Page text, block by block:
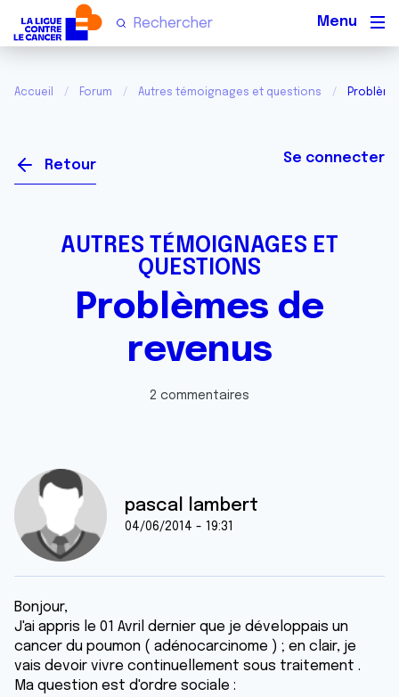
Accueil Forum Autres témoignages et questions
Retour Se connecter
AUTRES TÉMOIGNAGES ET
QUESTIONS
Problèmes de
revenus
2 commentaires
pascal lambert
04/06/2014 - 19:31
Bonjour,
J'ai appris le 01 Avril dernier que je développais un
cancer du poumon ( adénocarcinome ) ; en clair, je
vais devoir vivre continuellement sous traitement .
Ma question est d'ordre sociale :